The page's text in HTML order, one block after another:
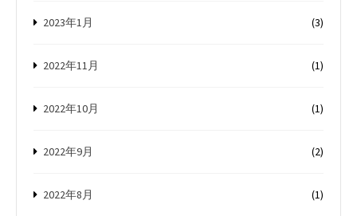
2023年1月 (3)
2022年11月 (1)
2022年10月 (1)
2022年9月 (2)
2022年8月 (1)